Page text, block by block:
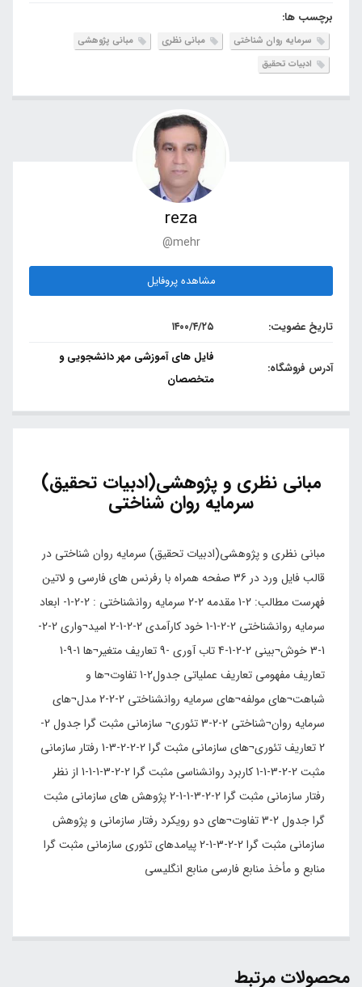
برچسب ها:
سرمایه روان شناختی مبانی نظری
مبانی پژوهشی
ادبیات تحقیق
reza
@mehr
مشاهده پروفایل
تاریخ عضویت: ۱۴۰۰/۴/۲۵
آدرس فروشگاه:
فایل های آموزشی مهر دانشجویی و
متخصصان
مبانی نظری و پژوهشی(ادبیات تحقیق)
سرمایه روان شناختی
مبانی نظری و پژوهشی(ادبیات تحقیق) سرمایه روان شناختی در
قالب فایل ورد در 36 صفحه همراه با رفرنس های فارسی و لاتین
فهرست مطالب: 2-1 مقدمه 2-2 سرمایه روانشناختی : 2-2-1- ابعاد
سرمایه روانشناختی 2-2-1-1 خود کارآمدی 2-2-1-2 امید¬واری 2-2-
1-3 خوش¬بینی 2-2-1-4 تاب آوری -9 تعاریف متغیر¬ها 1-9-1
تعاریف مفهومی تعاریف عملیاتی جدول2-1 تفاوت¬ها و
شباهت¬های مولفه¬های سرمایه روانشناختی 2-2-2 مدل¬های
سرمایه روان¬شناختی 2-2-3 تئوری¬ سازمانی مثبت گرا جدول 2-
2 تعاریف تئوری¬های سازمانی مثبت گرا 2-2-2-3-1 رفتار سازمانى
مثبت 2-2-3-1-1 کاربرد روانشناسی مثبت گرا 2-2-3-1-1-1 از نظر
رفتار سازمانی مثبت گرا 2-2-3-1-1-2 پژوهش های سازمانی مثبت
گرا جدول 2-3 تفاوت¬های دو رویکرد رفتار سازمانی و پژوهش
سازمانی مثبت گرا 2-2-3-1-2 پیامدهای تئوری سازمانی مثبت گرا
منابع و مأخذ منابع فارسی منابع انگلیسی
محصولات مرتبط